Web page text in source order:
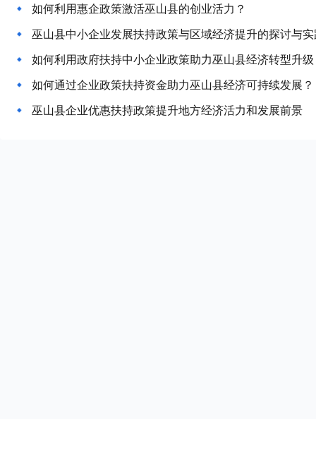
如何利用惠企政策激活巫山县的创业活力？
巫山县中小企业发展扶持政策与区域经济提升的探讨与
如何利用政府扶持中小企业政策助力巫山县经济转型升
如何通过企业政策扶持资金助力巫山县经济可持续发展？
巫山县企业优惠扶持政策提升地方经济活力和发展前景